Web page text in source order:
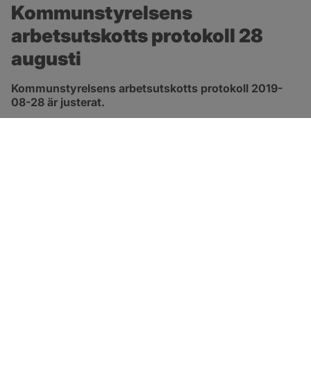
Kommunstyrelsens
arbetsutskotts protokoll 28
augusti
Kommunstyrelsens arbetsutskotts protokoll 2019-
08-28 är justerat.